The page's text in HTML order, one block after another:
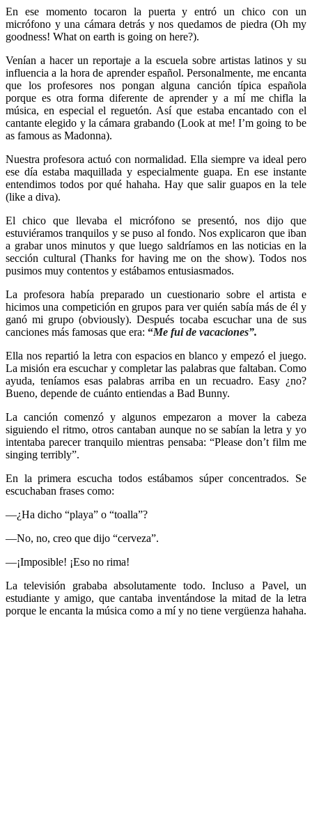
En ese momento tocaron la puerta y entró un chico con un
micrófono y una cámara detrás y nos quedamos de piedra (Oh my
goodness! What on earth is going on here?).
Venían a hacer un reportaje a la escuela sobre artistas latinos y su
influencia a la hora de aprender español. Personalmente, me encanta
que los profesores nos pongan alguna canción típica española
porque es otra forma diferente de aprender y a mí me chifla la
música, en especial el reguetón. Así que estaba encantado con el
cantante elegido y la cámara grabando (Look at me! I’m going to be
as famous as Madonna).
Nuestra profesora actuó con normalidad. Ella siempre va ideal pero
ese día estaba maquillada y especialmente guapa. En ese instante
entendimos todos por qué hahaha. Hay que salir guapos en la tele
(like a diva).
El chico que llevaba el micrófono se presentó, nos dijo que
estuviéramos tranquilos y se puso al fondo. Nos explicaron que iban
a grabar unos minutos y que luego saldríamos en las noticias en la
sección cultural (Thanks for having me on the show). Todos nos
pusimos muy contentos y estábamos entusiasmados.
La profesora había preparado un cuestionario sobre el artista e
hicimos una competición en grupos para ver quién sabía más de él y
ganó mi grupo (obviously). Después tocaba escuchar una de sus
canciones más famosas que era: “Me fui de vacaciones”.
Ella nos repartió la letra con espacios en blanco y empezó el juego.
La misión era escuchar y completar las palabras que faltaban. Como
ayuda, teníamos esas palabras arriba en un recuadro. Easy ¿no?
Bueno, depende de cuánto entiendas a Bad Bunny.
La canción comenzó y algunos empezaron a mover la cabeza
siguiendo el ritmo, otros cantaban aunque no se sabían la letra y yo
intentaba parecer tranquilo mientras pensaba: “Please don’t film me
singing terribly”.
En la primera escucha todos estábamos súper concentrados. Se
escuchaban frases como:
—¿Ha dicho “playa” o “toalla”?
—No, no, creo que dijo “cerveza”.
—¡Imposible! ¡Eso no rima!
La televisión grababa absolutamente todo. Incluso a Pavel, un
estudiante y amigo, que cantaba inventándose la mitad de la letra
porque le encanta la música como a mí y no tiene vergüenza hahaha.